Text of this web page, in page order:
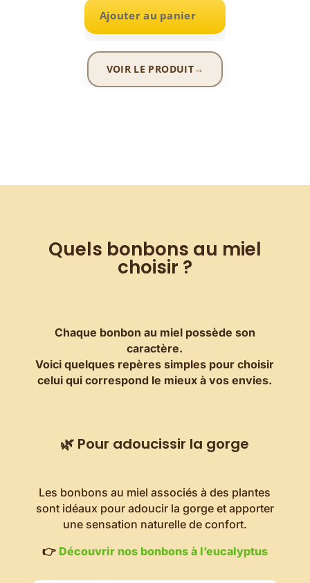
Ajouter au panier
VOIR LE PRODUIT
Quels bonbons au miel
choisir ?
Chaque bonbon au miel possède son
caractère.
Voici quelques repères simples pour choisir
celui qui correspond le mieux à vos envies.
🌿 Pour adoucissir la gorge
Les bonbons au miel associés à des plantes
sont idéaux pour adoucir la gorge et apporter
une sensation naturelle de confort.
👉 Découvrir nos bonbons à l’eucalyptus